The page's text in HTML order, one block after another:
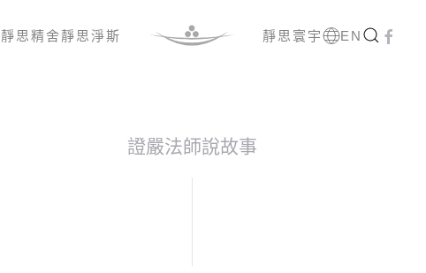
靜思精舍靜思淨斯 靜思寰宇 EN
證嚴法師說故事